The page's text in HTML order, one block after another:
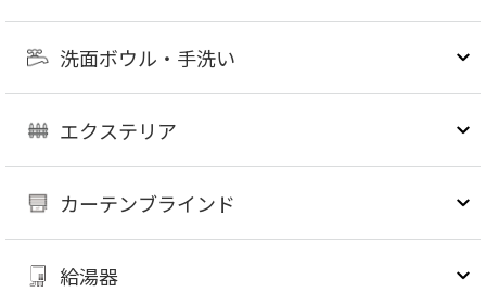
洗面ボウル・手洗い
エクステリア
カーテンブラインド
給湯器